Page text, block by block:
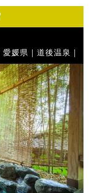
愛媛県｜道後温泉｜